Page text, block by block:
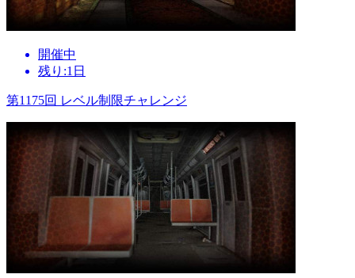
開催中
残り:1日
第1175回 レベル制限チャレンジ